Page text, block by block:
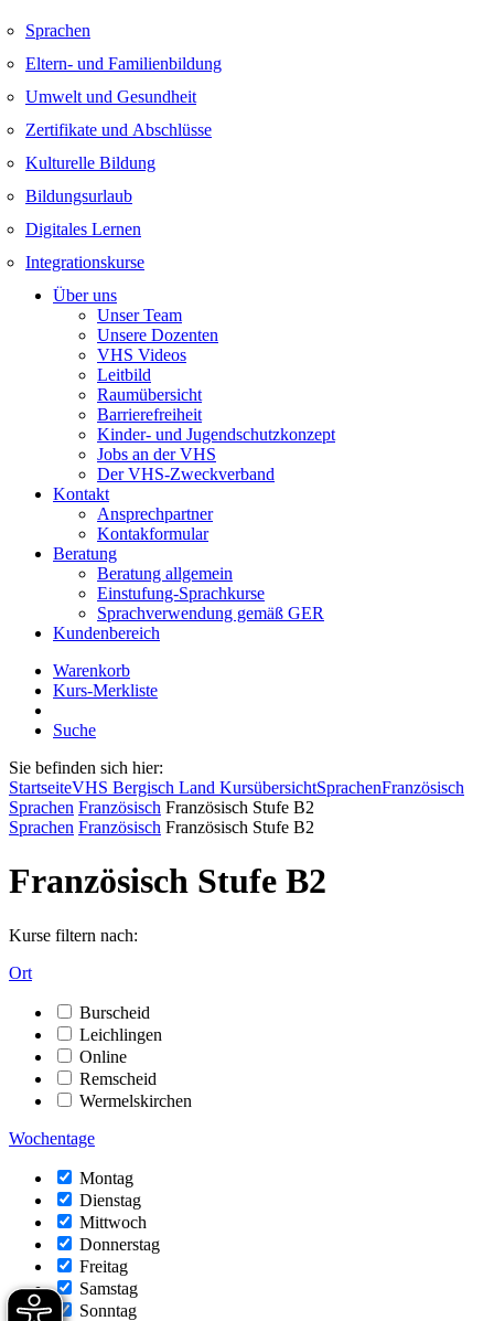
Sprachen
Eltern- und Familienbildung
Umwelt und Gesundheit
Zertifikate und Abschlüsse
Kulturelle Bildung
Bildungsurlaub
Digitales Lernen
Integrationskurse
Über uns
Unser Team
Unsere Dozenten
VHS Videos
Leitbild
Raumübersicht
Barrierefreiheit
Kinder- und Jugendschutzkonzept
Jobs an der VHS
Der VHS-Zweckverband
Kontakt
Ansprechpartner
Kontakformular
Beratung
Beratung allgemein
Einstufung-Sprachkurse
Sprachverwendung gemäß GER
Kundenbereich
Warenkorb
Kurs-Merkliste
Suche
Sie befinden sich hier:
StartseiteVHS Bergisch Land KursübersichtSprachenFranzösisch
Sprachen Französisch Französisch Stufe B2
Sprachen Französisch Französisch Stufe B2
Französisch Stufe B2
Kurse filtern nach:
Ort
Burscheid
Leichlingen
Online
Remscheid
Wermelskirchen
Wochentage
Montag
Dienstag
Mittwoch
Donnerstag
Freitag
Samstag
Sonntag